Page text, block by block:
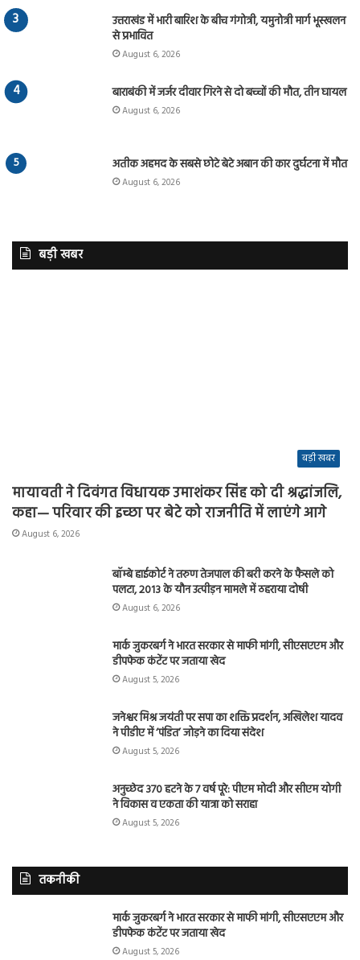
उत्तराखंड में भारी बारिश के बीच गंगोत्री, यमुनोत्री मार्ग भूस्खलन
से प्रभावित
August 6, 2026
बाराबंकी में जर्जर दीवार गिरने से दो बच्चों की मौत, तीन घायल
August 6, 2026
अतीक अहमद के सबसे छोटे बेटे अबान की कार दुर्घटना में मौत
August 6, 2026
बड़ी खबर
बड़ी खबर
मायावती ने दिवंगत विधायक उमाशंकर सिंह को दी श्रद्धांजलि,
कहा— परिवार की इच्छा पर बेटे को राजनीति में लाएंगे आगे
August 6, 2026
बॉम्बे हाईकोर्ट ने तरुण तेजपाल की बरी करने के फैसले को
पलटा, 2013 के यौन उत्पीड़न मामले में ठहराया दोषी
August 6, 2026
मार्क जुकरबर्ग ने भारत सरकार से माफी मांगी, सीएसएएम और
डीपफेक कंटेंट पर जताया खेद
August 5, 2026
जनेश्वर मिश्र जयंती पर सपा का शक्ति प्रदर्शन, अखिलेश यादव
ने पीडीए में ‘पंडित’ जोड़ने का दिया संदेश
August 5, 2026
अनुच्छेद 370 हटने के 7 वर्ष पूरे: पीएम मोदी और सीएम योगी
ने विकास व एकता की यात्रा को सराहा
August 5, 2026
तकनीकी
मार्क जुकरबर्ग ने भारत सरकार से माफी मांगी, सीएसएएम और
डीपफेक कंटेंट पर जताया खेद
August 5, 2026